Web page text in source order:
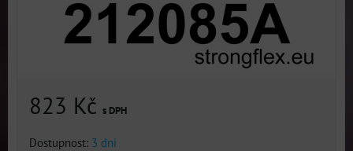
823 Kč s DPH
Dostupnost: 3 dni